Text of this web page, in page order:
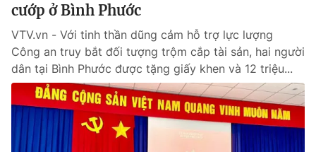
Tổng đài VTV:024.38 355 931 - 024.38 355 932
Ðiện thoại Thời báo VTV:
024.66 897 897
Email: toasoan@vtv.vn
Liên hệ quảng cáo:024-7300.7108
cướp ở Bình Phước
VTV.vn - Với tinh thần dũng cảm hỗ trợ lực lượng
Công an truy bắt đối tượng trộm cắp tài sản, hai người
dân tại Bình Phước được tặng giấy khen và 12 triệu...